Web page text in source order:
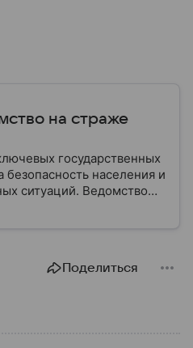
на страже
государственных
безопасность населения и
ситуаций. Ведомство
граждан от
роль играет вПоделиться